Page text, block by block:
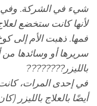
شيء في الشركة. وفي
لأنها كانت ستخضع
فمها. ذهبت الأم إلى
سريرها أو وسائدها من
بالليزر????????
في إحدى المرات، كانت
أيضًا بالعلاج بالليزر